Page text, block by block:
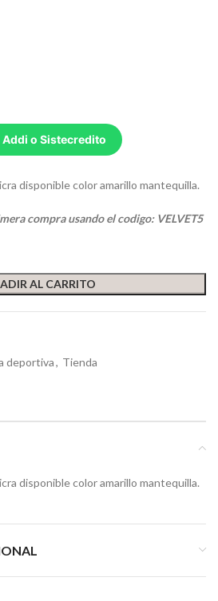
o Sistecredito
disponible color amarillo mantequilla.
compra usando el codigo: VELVET5
AL CARRITO
deportiva, Tienda
disponible color amarillo mantequilla.